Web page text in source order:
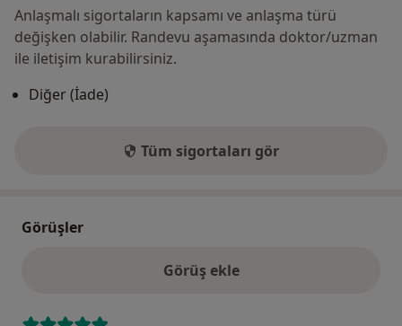
Anlaşmalı sigortaların kapsamı ve anlaşma türü
değişken olabilir. Randevu aşamasında doktor/uzman
ile iletişim kurabilirsiniz.
Diğer (İade)
Tüm sigortaları gör
Görüşler
Görüş ekle